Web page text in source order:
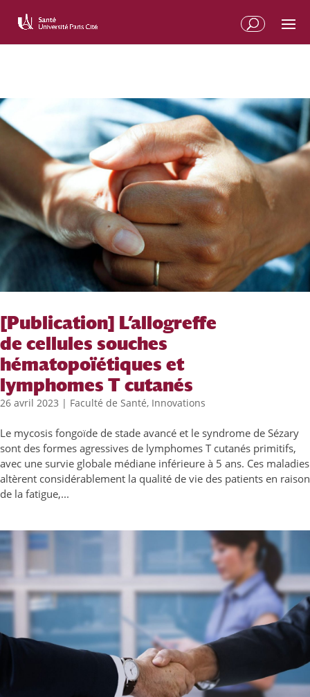
[Publication] L’allogreffe
de cellules souches
hématopoïétiques et
lymphomes T cutanés
26 avril 2023 | Faculté de Santé, Innovations
Le mycosis fongoïde de stade avancé et le syndrome de Sézary
sont des formes agressives de lymphomes T cutanés primitifs,
avec une survie globale médiane inférieure à 5 ans. Ces maladies
altèrent considérablement la qualité de vie des patients en raison
de la fatigue,...